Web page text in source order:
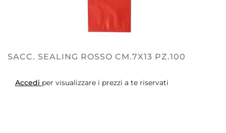
SACC. SEALING ROSSO CM.7X13 PZ.100
Accedi per visualizzare i prezzi a te riservati